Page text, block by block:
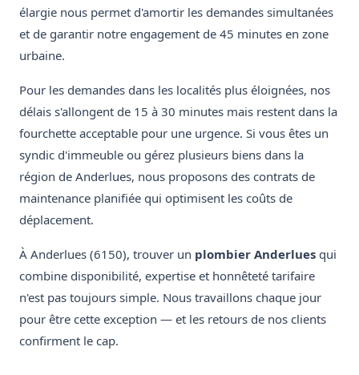
élargie nous permet d'amortir les demandes simultanées
et de garantir notre engagement de 45 minutes en zone
urbaine.
Pour les demandes dans les localités plus éloignées, nos
délais s'allongent de 15 à 30 minutes mais restent dans la
fourchette acceptable pour une urgence. Si vous êtes un
syndic d'immeuble ou gérez plusieurs biens dans la
région de Anderlues, nous proposons des contrats de
maintenance planifiée qui optimisent les coûts de
déplacement.
À Anderlues (6150), trouver un plombier Anderlues qui
combine disponibilité, expertise et honnêteté tarifaire
n'est pas toujours simple. Nous travaillons chaque jour
pour être cette exception — et les retours de nos clients
confirment le cap.